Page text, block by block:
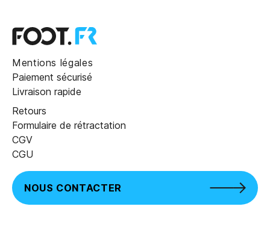
Mentions légales
Paiement sécurisé
Livraison rapide
Retours
Formulaire de rétractation
CGV
CGU
NOUS CONTACTER